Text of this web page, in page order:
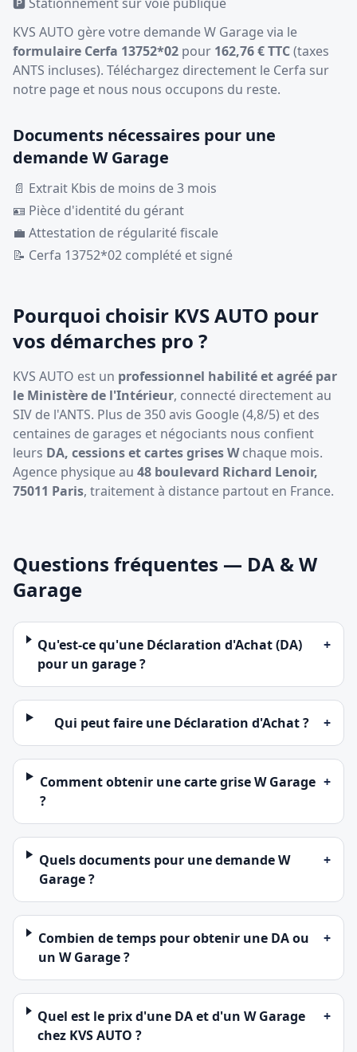
KVS AUTO gère votre demande W Garage via le
formulaire Cerfa 13752*02 pour 162,76 € TTC(taxes
ANTS incluses). Téléchargez directement le Cerfa sur
notre page et nous nous occupons du reste.
Documents nécessaires pour une
demande W Garage
📄 Extrait Kbis de moins de 3 mois
🪪 Pièce d'identité du gérant
💼 Attestation de régularité fiscale
📝 Cerfa 13752*02 complété et signé
Pourquoi choisir KVS AUTO pour
vos démarches pro ?
KVS AUTO est un professionnel habilité et agréé par
le Ministère de l'Intérieur, connecté directement au
SIV de l'ANTS. Plus de 350 avis Google (4,8/5) et des
centaines de garages et négociants nous confient
leurs DA, cessions et cartes grises Wchaque mois.
Agence physique au 48 boulevard Richard Lenoir,
75011 Paris, traitement à distance partout en France.
Questions fréquentes — DA & W
Garage
Qu'est-ce qu'une Déclaration d'Achat (DA)
pour un garage ?
+
Qui peut faire une Déclaration d'Achat ? +
Comment obtenir une carte grise W Garage
?
+
Quels documents pour une demande W
Garage ?
+
Combien de temps pour obtenir une DA ou
un W Garage ?
+
Quel est le prix d'une DA et d'un W Garage
chez KVS AUTO ?
+